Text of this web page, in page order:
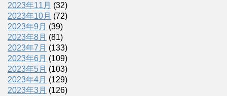
2023年11月 (32)
2023年10月 (72)
2023年9月 (39)
2023年8月 (81)
2023年7月 (133)
2023年6月 (109)
2023年5月 (103)
2023年4月 (129)
2023年3月 (126)